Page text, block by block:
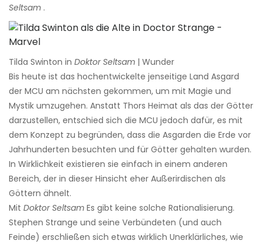
Seltsam .
Tilda Swinton in Doktor Seltsam | Wunder
Bis heute ist das hochentwickelte jenseitige Land Asgard
der MCU am nächsten gekommen, um mit Magie und
Mystik umzugehen. Anstatt Thors Heimat als das der Götter
darzustellen, entschied sich die MCU jedoch dafür, es mit
dem Konzept zu begründen, dass die Asgarden die Erde vor
Jahrhunderten besuchten und für Götter gehalten wurden.
In Wirklichkeit existieren sie einfach in einem anderen
Bereich, der in dieser Hinsicht eher Außerirdischen als
Göttern ähnelt.
Mit Doktor Seltsam Es gibt keine solche Rationalisierung.
Stephen Strange und seine Verbündeten (und auch
Feinde) erschließen sich etwas wirklich Unerklärliches, wie